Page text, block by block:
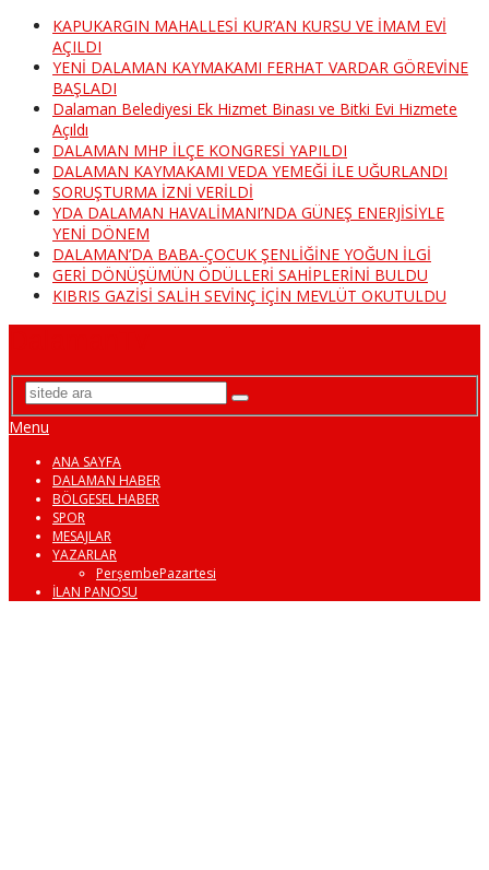
KAPUKARGIN MAHALLESİ KUR’AN KURSU VE İMAM EVİ
AÇILDI
YENİ DALAMAN KAYMAKAMI FERHAT VARDAR GÖREVİNE
BAŞLADI
Dalaman Belediyesi Ek Hizmet Binası ve Bitki Evi Hizmete
Açıldı
DALAMAN MHP İLÇE KONGRESİ YAPILDI
DALAMAN KAYMAKAMI VEDA YEMEĞİ İLE UĞURLANDI
SORUŞTURMA İZNİ VERİLDİ
YDA DALAMAN HAVALİMANI’NDA GÜNEŞ ENERJİSİYLE
YENİ DÖNEM
DALAMAN’DA BABA-ÇOCUK ŞENLİĞİNE YOĞUN İLGİ
GERİ DÖNÜŞÜMÜN ÖDÜLLERİ SAHİPLERİNİ BULDU
KIBRIS GAZİSİ SALİH SEVİNÇ İÇİN MEVLÜT OKUTULDU
Menu
ANA SAYFA
DALAMAN HABER
BÖLGESEL HABER
SPOR
MESAJLAR
YAZARLAR
PerşembePazartesi
İLAN PANOSU